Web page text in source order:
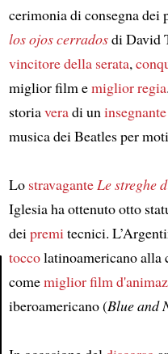
Article
cerimonia di consegna dei
los ojos cerradosdi David
vincitore della serata,
miglior film emiglior regia
storiaveradi uninsegnante
musica dei Beatles per
Lo stravaganteLe streghe
Iglesia ha ottenuto otto
deipremitecnici.
toccolatinoamericano alla
comemiglior film
iberoamericano (Blue and